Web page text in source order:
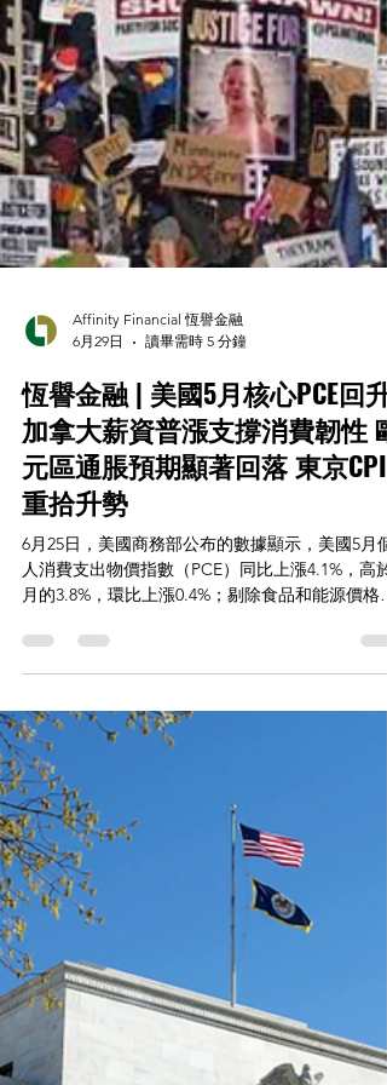
Affinity Financial 恆譽金融
恆譽金融 | 美國5月核心PCE回升
加拿大薪資普漲支撐消費韌性 歐
元區通脹預期顯著回落 東京CPI
重拾升勢
6月25日，美國商務部公布的數據顯示，美國5月個
人消費支出物價指數（PCE）同比上漲4.1%，高於
月的3.8%，環比上漲0.4%；剔除食品和能源價格
後，5月核心PCE價格指數同比上漲3.4%，符合市
預期，為2023年10月以來最高水平，環比上漲
0.3%。 美國5月整體PCE數據上行，主要受美伊沖
推高國際油價影響，但核心PCE同步走強，顯示物
上行壓力並非僅由短期能源擾動所致。美伊達成停
火後，國際油價已逐步回落，若未來兩個月核心通